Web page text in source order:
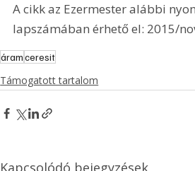
A cikk az Ezermester alábbi
lapszámában érhető el: 2015/
áramceresit
Támogatott tartalom
Kapcsolódó bejegyzések